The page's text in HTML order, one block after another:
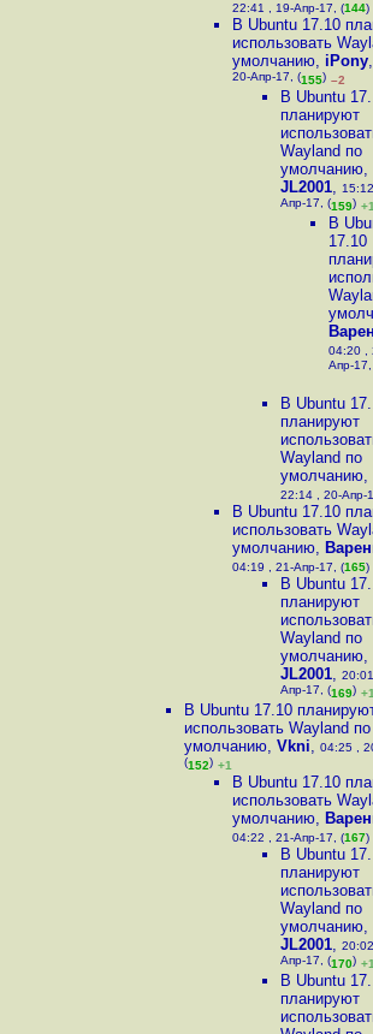
22:41 , 19-Апр-17, (144)
В Ubuntu 17.10
использовать
умолчанию, iPony
20-Апр-17, (155) –2
В Ubuntu
планируют
Wayland по
умолчанию,
JL2001,
Апр-17, (159)
В
17.10
04:20 ,
Апр-
В Ubuntu
планируют
Wayland по
умолчанию,
22:14 , 20-Апр-
В Ubuntu 17.10
использовать
умолчанию,
04:19 , 21-Апр-17, (165)
В Ubuntu
планируют
Wayland по
умолчанию,
JL2001,
Апр-17, (169)
В Ubuntu 17.10
использовать Wayland по
умолчанию, Vkni, 04:25 ,
(152) +1
В Ubuntu 17.10
использовать
умолчанию,
04:22 , 21-Апр-17, (167)
В Ubuntu
планируют
Wayland по
умолчанию,
JL2001,
Апр-17, (170)
В Ubuntu
планируют